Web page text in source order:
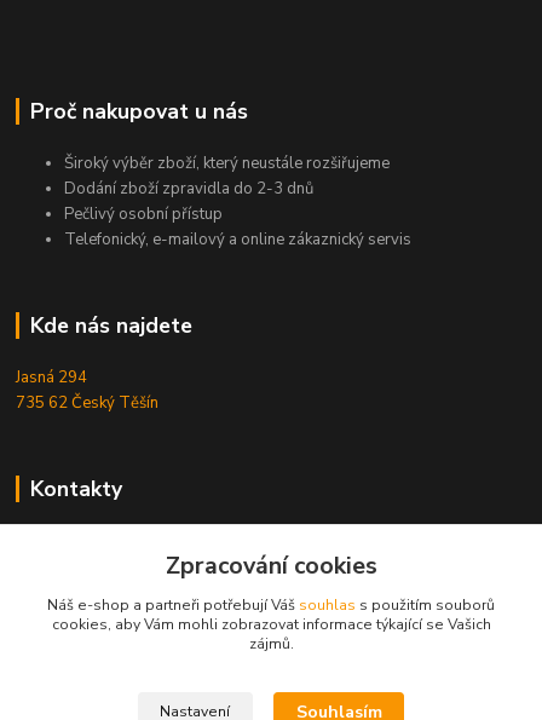
Proč nakupovat u nás
Široký výběr zboží, který neustále rozšiřujeme
Dodání zboží zpravidla do 2-3 dnů
Pečlivý osobní přístup
Telefonický, e-mailový a online zákaznický servis
Kde nás najdete
Jasná 294
735 62 Český Těšín
Kontakty
+420724095453
info@reefhome.cz
Zpracování cookies
Náš e-shop a partneři potřebují Váš souhlas s použitím souborů
cookies, aby Vám mohli zobrazovat informace týkající se Vašich
zájmů.
Nastavení Souhlasím